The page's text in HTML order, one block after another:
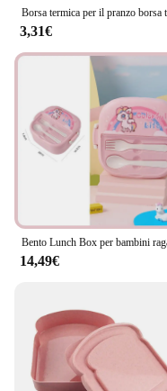
3,31€
14,49€